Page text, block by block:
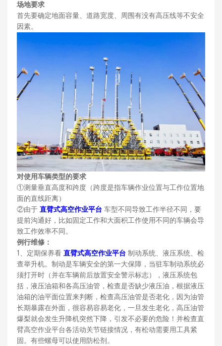
场地要求
首先要确定地面容量、道路宽度、周围有没有高压线等不安全
因素。
对使用车辆类型的要求
①测量垂直高度和跨度（跨度是指车辆作业位置与工作位置地
面的直线距离）
②由于 直臂式高空作业平台 车型不同导致工作半径不同，要
提前沟通好，比如固定工作和大面积工作使用不同的车辆会导
致工作效率不同。
例行维修：
1、定期保养看直臂式高空作业平台 制动系统、液压系统、检
查举升机。制动是车辆安全的第一大保障，当驻车制动系统必
须打开时（并在车辆前后放置安全警示标志），液压系统包
括，液压油箱和各高压油管，检查是否缺少液压油，根据液压
油箱的油平面位置来判断，检查高压油管是否老化，因为油管
长期暴露在外面，很容易容易老化，一旦发生老化，高压油管
爆梨就会发生升降机突然下降，引发不必要的危险！并检查直
臂高空作业平台各活动关节链接情况，有松动需要用工具紧
固。有些螺母可以使用防松剂。